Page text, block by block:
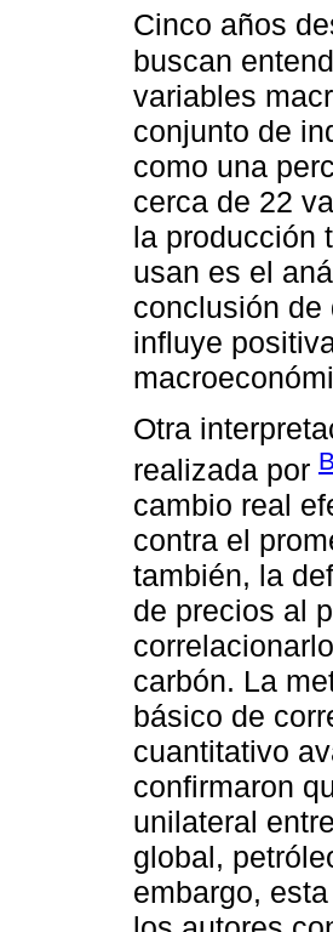
Cinco años
buscan
variables
conjunto de
como una
cerca de 22
la producción
usan es el
conclusión de
influye
Otra
realizada por
cambio real
contra el
también, la
de precios al
carbón. La
básico de
cuantitativo
confirmaron
unilateral
global,
embargo,